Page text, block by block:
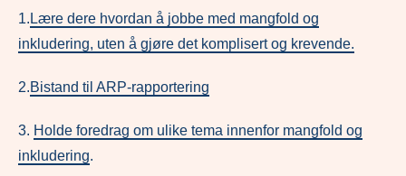
1.Lære dere hvordan å jobbe med mangfold og
inkludering, uten å gjøre det komplisert og krevende.
2.Bistand til ARP-rapportering
3. Holde foredrag om ulike tema innenfor mangfold og
inkludering.